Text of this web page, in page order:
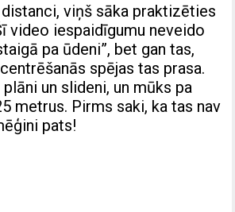
viņš sāka praktizēties
video iespaidīgumu neveido
pa ūdeni”, bet gan tas,
spējas tas prasa.
un slideni, un mūks pa
metrus. Pirms saki, ka tas nav
pats!